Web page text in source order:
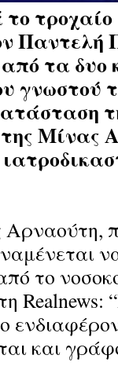
Παντελή
τα δυο
γνωστού
Μίνας
το
και